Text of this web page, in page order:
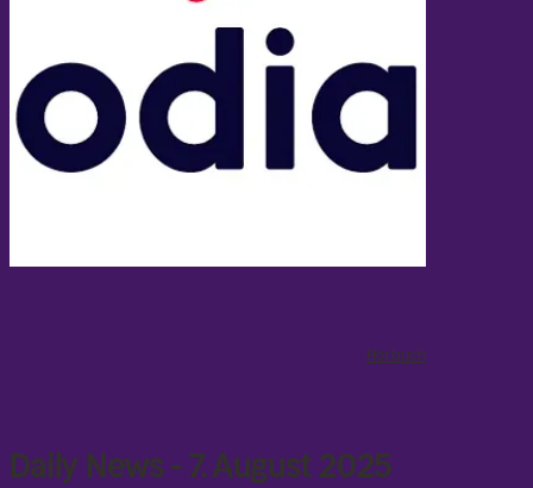
Hörbuch
Daily News - 7. August 2025